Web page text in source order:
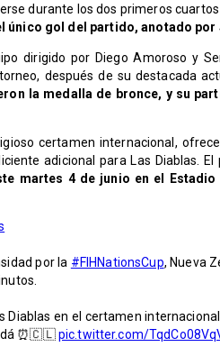
durante los dos primeros
único gol del partido, anotado
dirigido por Diego Amoroso y
después de su destacada
la medalla de bronce, y su
certamen internacional,
adicional para Las Diablas.
martes 4 de junio en el
por la #FIHNationsCup, Nueva
Diablas en el certamen
⏰🇨🇱pic.twitter.com/